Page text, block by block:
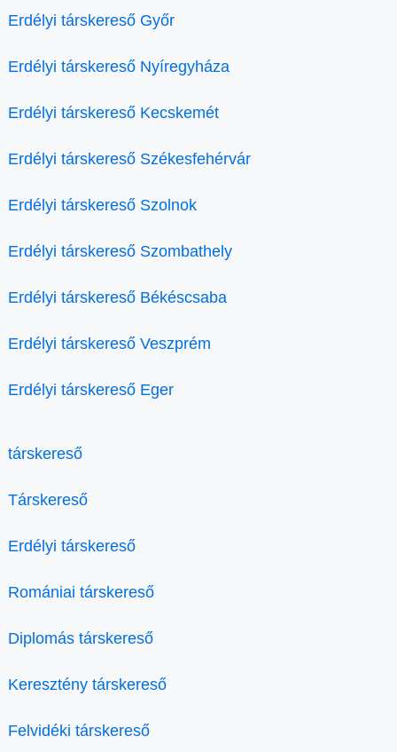
Erdélyi társkereső Győr
Erdélyi társkereső Nyíregyháza
Erdélyi társkereső Kecskemét
Erdélyi társkereső Székesfehérvár
Erdélyi társkereső Szolnok
Erdélyi társkereső Szombathely
Erdélyi társkereső Békéscsaba
Erdélyi társkereső Veszprém
Erdélyi társkereső Eger
társkereső
Társkereső
Erdélyi társkereső
Romániai társkereső
Diplomás társkereső
Keresztény társkereső
Felvidéki társkereső